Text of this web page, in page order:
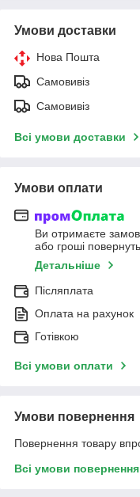
Умови доставки
Нова Пошта
Самовивіз
Самовивіз
Всі умови доставки
Умови оплати
Ви отримаєте
або гроші
Детальніше
Післяплата
Оплата на рахунок
Готівкою
Всі умови оплати
Умови повернення
Повернення товару
Всі умови повернення